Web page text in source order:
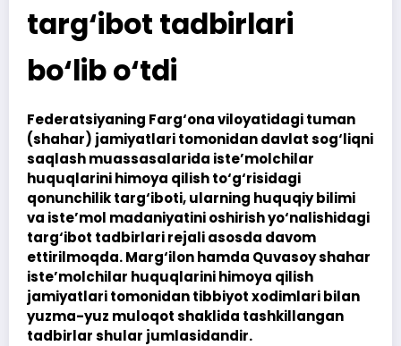
targ‘ibot tadbirlari
bo‘lib o‘tdi
Federatsiyaning Farg‘ona viloyatidagi tuman
(shahar) jamiyatlari tomonidan davlat sog‘liqni
saqlash muassasalarida iste’molchilar
huquqlarini himoya qilish to‘g‘risidagi
qonunchilik targ‘iboti, ularning huquqiy bilimi
va iste’mol madaniyatini oshirish yo‘nalishidagi
targ‘ibot tadbirlari rejali asosda davom
ettirilmoqda. Marg‘ilon hamda Quvasoy shahar
iste’molchilar huquqlarini himoya qilish
jamiyatlari tomonidan tibbiyot xodimlari bilan
yuzma-yuz muloqot shaklida tashkillangan
tadbirlar shular jumlasidandir.